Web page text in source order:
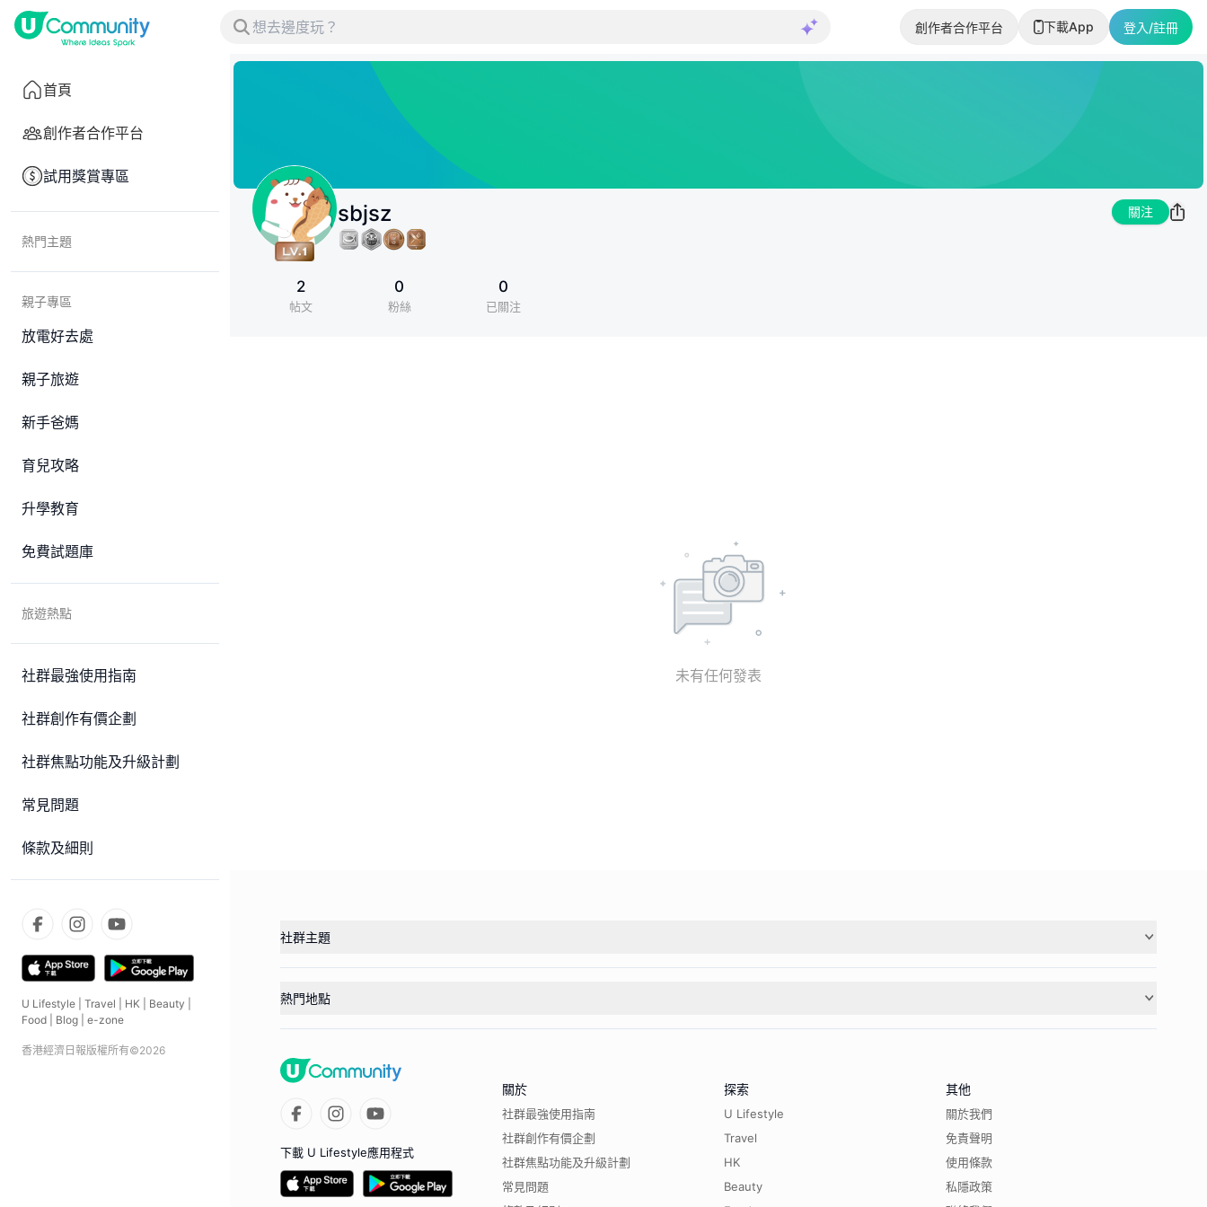
創作者合作平台 下載App 登入/註冊
首頁
創作者合作平台
試用獎賞專區
熱門主題
親子專區
放電好去處
親子旅遊
新手爸媽
育兒攻略
升學教育
免費試題庫
旅遊熱點
社群最強使用指南
社群創作有價企劃
社群焦點功能及升級計劃
常見問題
條款及細則
U Lifestyle Travel HK Beauty
Food
Blog e-zone
香港經濟日報版權所有©2026
sbjsz 關注
2
帖文
0
粉絲
0
已關注
未有任何發表
社群主題
熱門地點
下載 U Lifestyle應用程式
關於
社群最強使用指南
社群創作有價企劃
社群焦點功能及升級計劃
常見問題
探索
U Lifestyle
Travel
HK
Beauty
其他
關於我們
免責聲明
使用條款
私隱政策